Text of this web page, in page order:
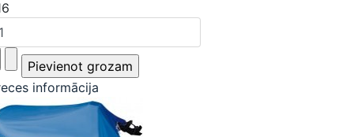
informācija